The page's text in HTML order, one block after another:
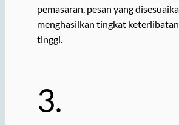
pemasaran, pesan yang
menghasilkan tingkat
tinggi.
3.